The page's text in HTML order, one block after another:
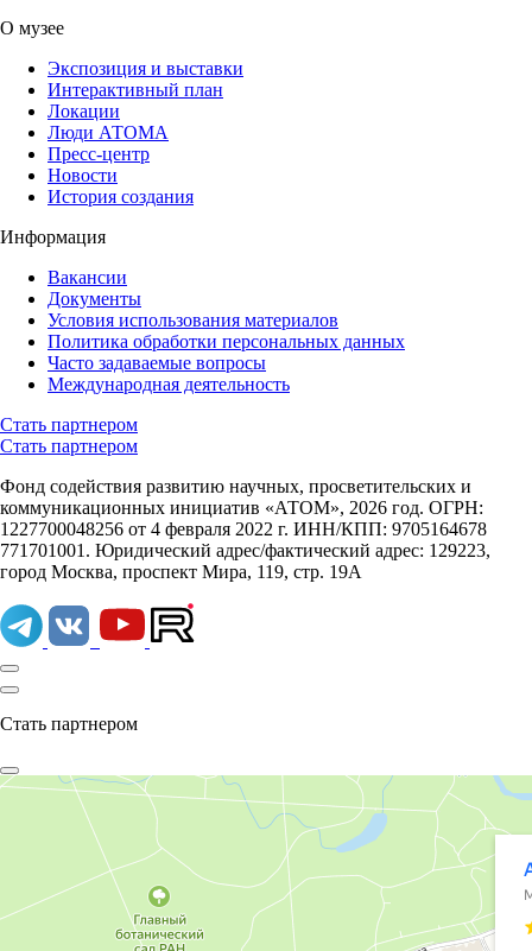
О музее
Экспозиция и выставки
Интерактивный план
Локации
Люди АТОМА
Пресс-центр
Новости
История создания
Информация
Вакансии
Документы
Условия использования материалов
Политика обработки персональных данных
Часто задаваемые вопросы
Международная деятельность
Стать партнером
Стать партнером
Фонд содействия развитию научных, просветительских и
коммуникационных инициатив «АТОМ», 2026 год. ОГРН:
1227700048256 от 4 февраля 2022 г. ИНН/КПП: 9705164678
771701001. Юридический адрес/фактический адрес: 129223,
город Москва, проспект Мира, 119, стр. 19А
Стать партнером